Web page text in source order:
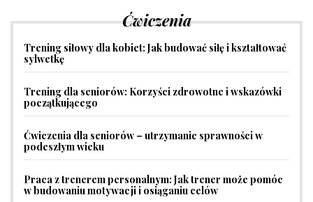
Ćwiczenia
Trening siłowy dla kobiet: Jak budować siłę i kształtować
sylwetkę
Trening dla seniorów: Korzyści zdrowotne i wskazówki
początkującego
Ćwiczenia dla seniorów – utrzymanie sprawności w
podeszłym wieku
Praca z trenerem personalnym: Jak trener może pomóc
w budowaniu motywacji i osiąganiu celów